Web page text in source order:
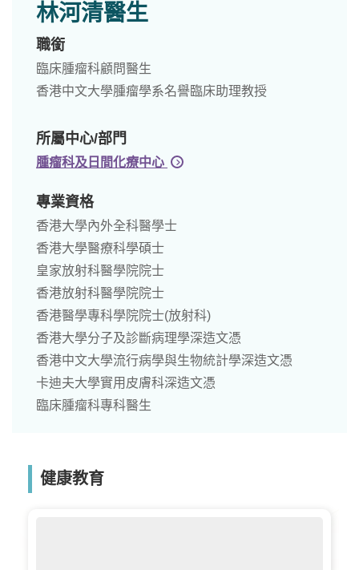
林河清醫生
職銜
臨床腫瘤科顧問醫生
香港中文大學腫瘤學系名譽臨床助理教授
所屬中心/部門
腫瘤科及日間化療中心
專業資格
香港大學內外全科醫學士
香港大學醫療科學碩士
皇家放射科醫學院院士
香港放射科醫學院院士
香港醫學專科學院院士(放射科)
香港大學分子及診斷病理學深造文憑
香港中文大學流行病學與生物統計學深造文憑
卡迪夫大學實用皮膚科深造文憑
臨床腫瘤科專科醫生
健康教育